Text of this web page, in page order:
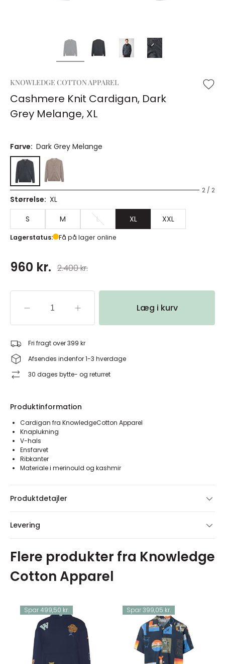
KNOWLEDGE COTTON APPAREL
Cashmere Knit Cardigan, Dark
Grey Melange, XL
Farve: Dark Grey Melange
2 / 2
Størrelse: XL
S
M L XL XXL
Lagerstatus: Få på lager online
960 kr. 2.400 kr.
Læg i kurv
Fri fragt over 399 kr
Afsendes indenfor 1-3 hverdage
30 dages bytte- og returret
Produktinformation
Cardigan fra KnowledgeCotton Apparel
Knaplukning
V-hals
Ensfarvet
Ribkanter
Materiale i merinould og kashmir
Produktdetajler
Levering
Flere produkter fra Knowledge
Cotton Apparel
Spar 499,50 kr. Spar 399,05 kr.